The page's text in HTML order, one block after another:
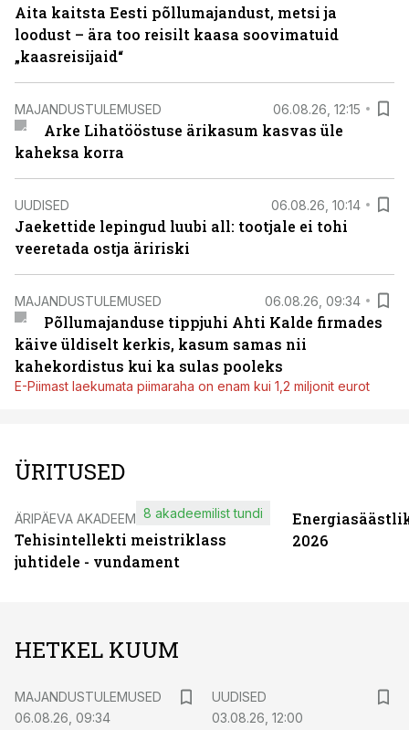
Aita kaitsta Eesti põllumajandust, metsi ja
loodust – ära too reisilt kaasa soovimatuid
„kaasreisijaid“
MAJANDUSTULEMUSED 06.08.26, 12:15
Arke Lihatööstuse ärikasum kasvas üle
kaheksa korra
UUDISED 06.08.26, 10:14
Jaekettide lepingud luubi all: tootjale ei tohi
veeretada ostja äririski
MAJANDUSTULEMUSED 06.08.26, 09:34
Põllumajanduse tippjuhi Ahti Kalde firmades
käive üldiselt kerkis, kasum samas nii
kahekordistus kui ka sulas pooleks
E-Piimast laekumata piimaraha on enam kui 1,2 miljonit eurot
ÜRITUSED
ÄRIPÄEVA AKADEEMIA
Tehisintellekti meistriklass
juhtidele - vundament
8 akadeemilist tundi
2026
HETKEL KUUM
MAJANDUSTULEMUSED
06.08.26, 09:34
UUDISED
03.08.26, 12:00